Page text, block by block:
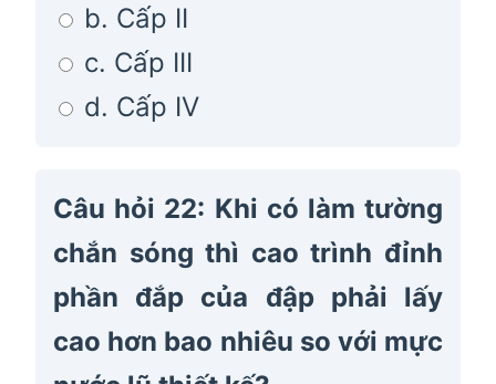
b. Cấp II
c. Cấp III
d. Cấp IV
Câu hỏi 22: Khi có làm tường
chắn sóng thì cao trình đỉnh
phần đắp của đập phải lấy
cao hơn bao nhiêu so với mực